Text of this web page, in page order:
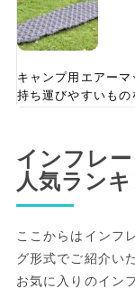
キャンプ用エアー
持ち運びやすいもの
インフレ
人気ラン
ここからはインフ
グ形式でご紹介い
お気に入りのイン